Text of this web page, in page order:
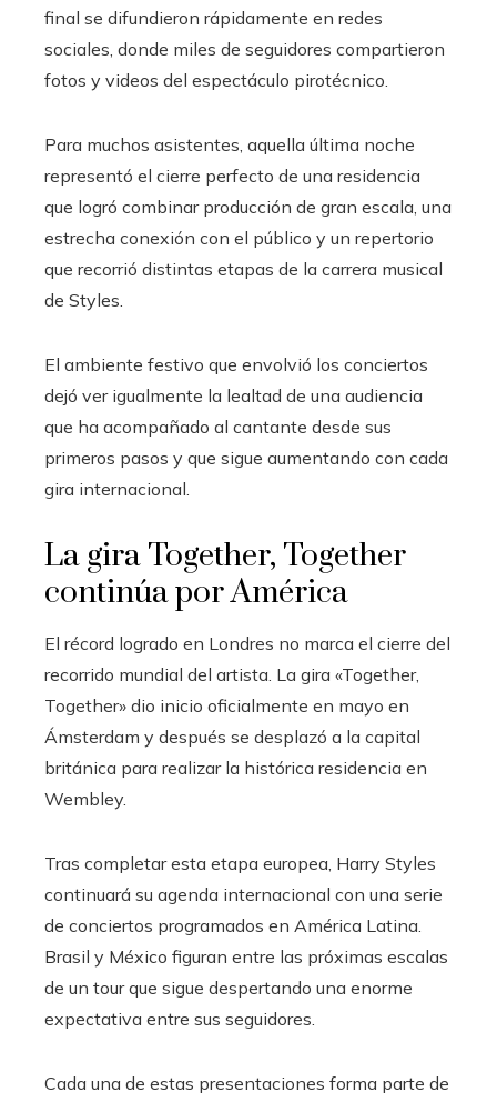
final se difundieron rápidamente en redes
sociales, donde miles de seguidores compartieron
fotos y videos del espectáculo pirotécnico.
Para muchos asistentes, aquella última noche
representó el cierre perfecto de una residencia
que logró combinar producción de gran escala, una
estrecha conexión con el público y un repertorio
que recorrió distintas etapas de la carrera musical
de Styles.
El ambiente festivo que envolvió los conciertos
dejó ver igualmente la lealtad de una audiencia
que ha acompañado al cantante desde sus
primeros pasos y que sigue aumentando con cada
gira internacional.
La gira Together, Together
continúa por América
El récord logrado en Londres no marca el cierre del
recorrido mundial del artista. La gira «Together,
Together» dio inicio oficialmente en mayo en
Ámsterdam y después se desplazó a la capital
británica para realizar la histórica residencia en
Wembley.
Tras completar esta etapa europea, Harry Styles
continuará su agenda internacional con una serie
de conciertos programados en América Latina.
Brasil y México figuran entre las próximas escalas
de un tour que sigue despertando una enorme
expectativa entre sus seguidores.
Cada una de estas presentaciones forma parte de